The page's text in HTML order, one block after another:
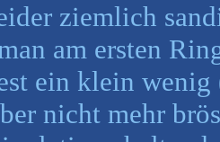
ziemlich
am ersten
ein klein wenig
nicht mehr